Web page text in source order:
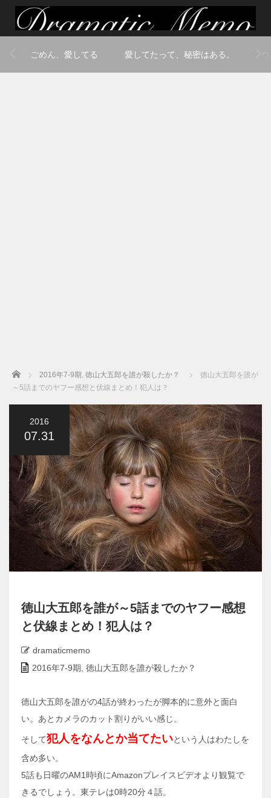
ごめん、愛してる 愛してたって、秘密はある。
Home 2016年7-9期 , 徳山大五郎を誰が殺したか？
徳山大五郎を誰が
～5話までのヤフー感想と伏線まとめ！犯人は？
2016
07.31
徳山大五郎を誰が～5話までのヤフー感想
と伏線まとめ！犯人は？
dramaticmemo
2016年7-9期 徳山大五郎を誰が殺したか？
徳山大五郎を誰がの4話が終わったが脚本的に意外と面白
い。あとカメラのカット割りがいい感じ。
そして犯人をなんとか当てたいという人はわたしを
含め多い。
5話も日曜のAM1時頃にAmazonプレイスビデオより観覧で
きるでしょう。東テレは0時20分４話。